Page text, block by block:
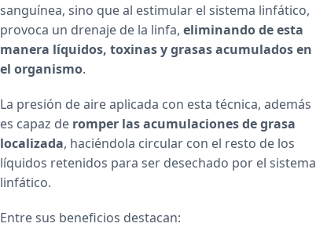
sanguínea, sino que al estimular el sistema linfático,
provoca un drenaje de la linfa, eliminando de esta
manera líquidos, toxinas y grasas acumulados en
el organismo.
La presión de aire aplicada con esta técnica, además
es capaz de romper las acumulaciones de grasa
localizada, haciéndola circular con el resto de los
líquidos retenidos para ser desechado por el sistema
linfático.
Entre sus beneficios destacan: